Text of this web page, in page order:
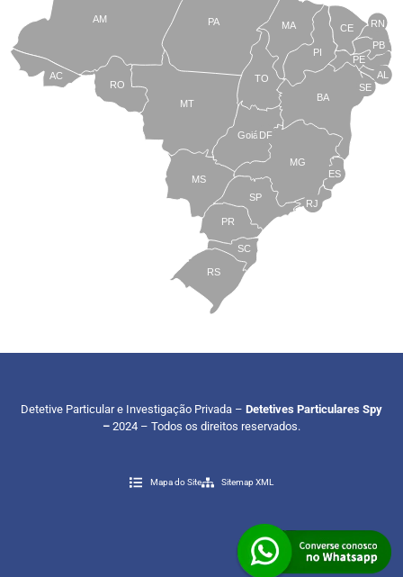
TO
BA
SE
PE
AL
RN
CE
PI
MA
PA
AM
AC
RO
MT
MS
Goiás
PR
SC
RS
SP
MG
RJ
ES
DF
PB
Detetive Particular e Investigação Privada – Detetives Particulares Spy
– 2024 – Todos os direitos reservados.
Mapa do Site Sitemap XML